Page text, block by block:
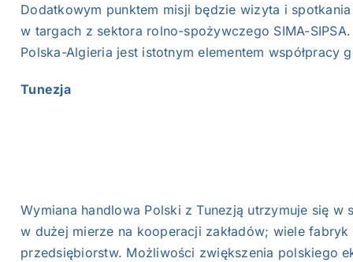
Dodatkowym punktem misji będzie wizyta i
w targach z sektora rolno-spożywczego SIMA-
Polska-Algieria jest istotnym elementem współpracy
Tunezja
Wymiana handlowa Polski z Tunezją utrzymuje się
w dużej mierze na kooperacji zakładów; wiele
przedsiębiorstw. Możliwości zwiększenia polskiego